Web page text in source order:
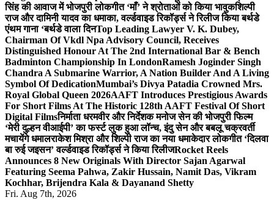
सिंह की आवाज में भोजपुरी लोकगीत ‘माँ’ ने श्रोताओं को किया भावुकशिल्पी
राज और दामिनी यादव का धमाका, वर्ल्डवाइड रिकॉर्ड्स ने रिलीज किया बर्थडे
एंथम गाना ‘बर्थडे वाला दिनTop Leading Lawyer V. K. Dubey,
Chairman Of Vkdl Npa Advisory Council, Receives
Distinguished Honour At The 2nd International Bar & Bench
Badminton Championship In LondonRamesh Joginder Singh
Chandra A Submarine Warrior, A Nation Builder And A Living
Symbol Of DedicationMumbai’s Divya Patadia Crowned Mrs.
Royal Global Queen 2026AAFT Introduces Prestigious Awards
For Short Films At The Historic 128th AAFT Festival Of Short
Digital Filmsनिर्माता धरमवीर और निर्देशक मनोज सेन की भोजपुरी फिल्म
‘मेरी दुल्हन वीआईपी’ का फर्स्ट लुक हुआ लॉन्च, इंदु सेन और बबलू चक्रवर्ती
मचायेंगे धमालराकेश मिश्रा और शिल्पी राज का नया धमाकेदार लोकगीत ‘दिलवा
बा रुई जइसन’ वर्ल्डवाइड रिकॉर्ड्स ने किया रिलीजRocket Reels
Announces 8 New Originals With Director Sajan Agarwal
Featuring Seema Pahwa, Zakir Hussain, Namit Das, Vikram
Kochhar, Brijendra Kala & Dayanand Shetty
Fri. Aug 7th, 2026